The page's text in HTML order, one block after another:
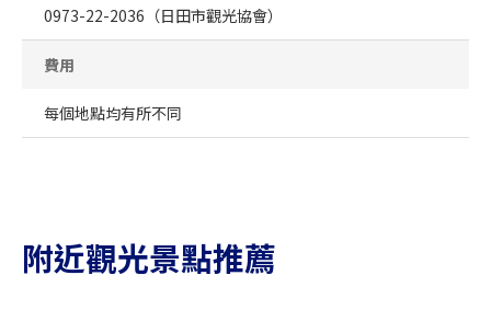
0973-22-2036（日田市觀光協會）
費用
每個地點均有所不同
附近觀光景點推薦